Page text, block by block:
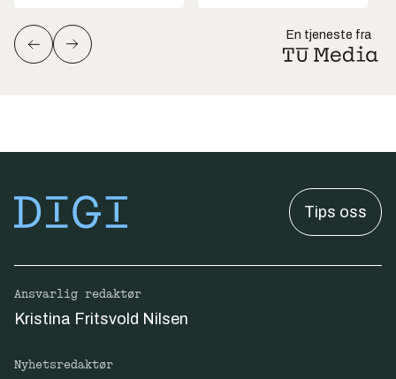
En tjeneste fra
Tips oss
Ansvarlig redaktør
Kristina Fritsvold Nilsen
Nyhetsredaktør